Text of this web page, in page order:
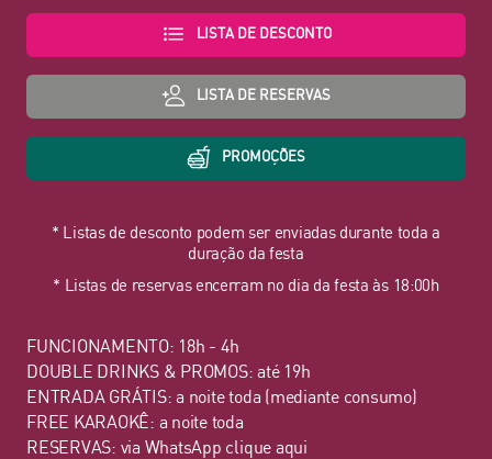
LISTA DE DESCONTO
LISTA DE RESERVAS
PROMOÇÕES
* Listas de desconto podem ser enviadas durante toda a
duração da festa
* Listas de reservas encerram no dia da festa às 18:00h
FUNCIONAMENTO: 18h - 4h
DOUBLE DRINKS & PROMOS: até 19h
ENTRADA GRÁTIS: a noite toda (mediante consumo)
FREE KARAOKÊ: a noite toda
RESERVAS: via WhatsApp clique aqui